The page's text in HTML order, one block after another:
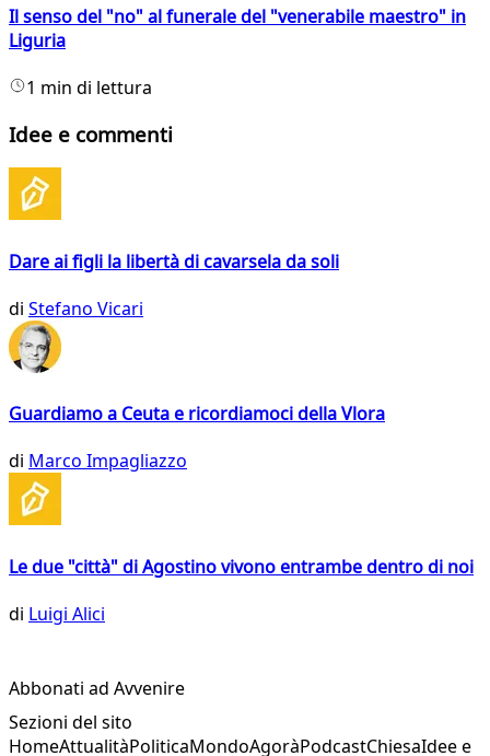
Il senso del "no" al funerale del "venerabile maestro" in
Liguria
1 min di lettura
Idee e commenti
Dare ai figli la libertà di cavarsela da soli
di Stefano Vicari
Guardiamo a Ceuta e ricordiamoci della Vlora
di Marco Impagliazzo
Le due "città" di Agostino vivono entrambe dentro di noi
di Luigi Alici
Abbonati ad Avvenire
Sezioni del sito
HomeAttualitàPoliticaMondoAgoràPodcastChiesaIdee e